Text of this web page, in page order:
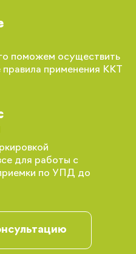
поможем осуществить
применения ККТ
для работы с
по УПД до
индивидуальные